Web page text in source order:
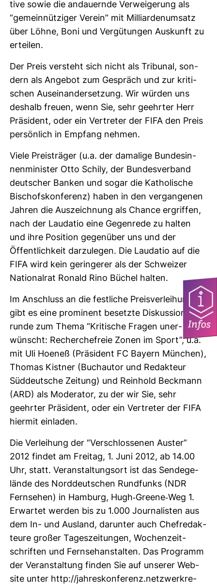
tive sowie die andau­ernde Ver­wei­ge­rung als
“gemein­nüt­ziger Verein” mit Mil­li­ar­den­um­satz
über Löhne, Boni und Ver­gü­tungen Aus­kunft zu
erteilen.
Der Preis ver­steht sich nicht als Tri­bunal, son­
dern als Angebot zum Gespräch und zur kri­ti­
schen Aus­ein­an­der­set­zung. Wir würden uns
des­halb freuen, wenn Sie, sehr geehrter Herr
Prä­si­dent, oder ein Ver­treter der FIFA den Preis
per­sön­lich in Emp­fang nehmen.
Viele Preis­träger (u.a. der dama­lige Bun­des­in­
nen­mi­nister Otto Schily, der Bun­des­ver­band
deut­scher Banken und sogar die Katho­li­sche
Bischofs­kon­fe­renz) haben in den ver­gan­genen
Jahren die Aus­zeich­nung als Chance ergriffen,
nach der Lau­datio eine Gegen­rede zu halten
und ihre Posi­tion gegen­über uns und der
Öffent­lich­keit dar­zu­legen. Die Lau­datio auf die
FIFA wird kein gerin­gerer als der Schweizer
Natio­nalrat Ronald Rino Büchel halten.
Im Anschluss an die fest­liche Preis­ver­lei­hung
gibt es eine pro­mi­nent besetzte Dis­kus­si­ons­
runde zum Thema “Kri­ti­sche Fragen uner­
wünscht: Recher­che­freie Zonen im Sport”, u.a.
mit Uli Hoeneß (Prä­si­dent FC Bayern Mün­chen),
Thomas Kistner (Buch­autor und Redak­teur
Süd­deut­sche Zei­tung) und Rein­hold Beck­mann
(ARD) als Mode­rator, zu der wir Sie, sehr
geehrter Prä­si­dent, oder ein Ver­treter der FIFA
hiermit ein­laden.
Die Ver­lei­hung der “Ver­schlos­senen Auster”
2012 findet am Freitag, 1. Juni 2012, ab 14.00
Uhr, statt. Ver­an­stal­tungsort ist das Sen­de­ge­
lände des Nord­deut­schen Rund­funks (NDR
Fern­sehen) in Ham­burg, Hugh-​Greene-​Weg 1.
Erwartet werden bis zu 1.000 Jour­na­listen aus
dem In- und Aus­land, dar­unter auch Chef­re­dak­
teure großer Tages­zei­tungen, Wochen­zeit­
schriften und Fern­seh­an­stalten. Das Pro­gramm
der Ver­an­stal­tung finden Sie auf unserer Web­
site unter http://jah­res­kon­fe­renz.netz­werk­re­
Infos